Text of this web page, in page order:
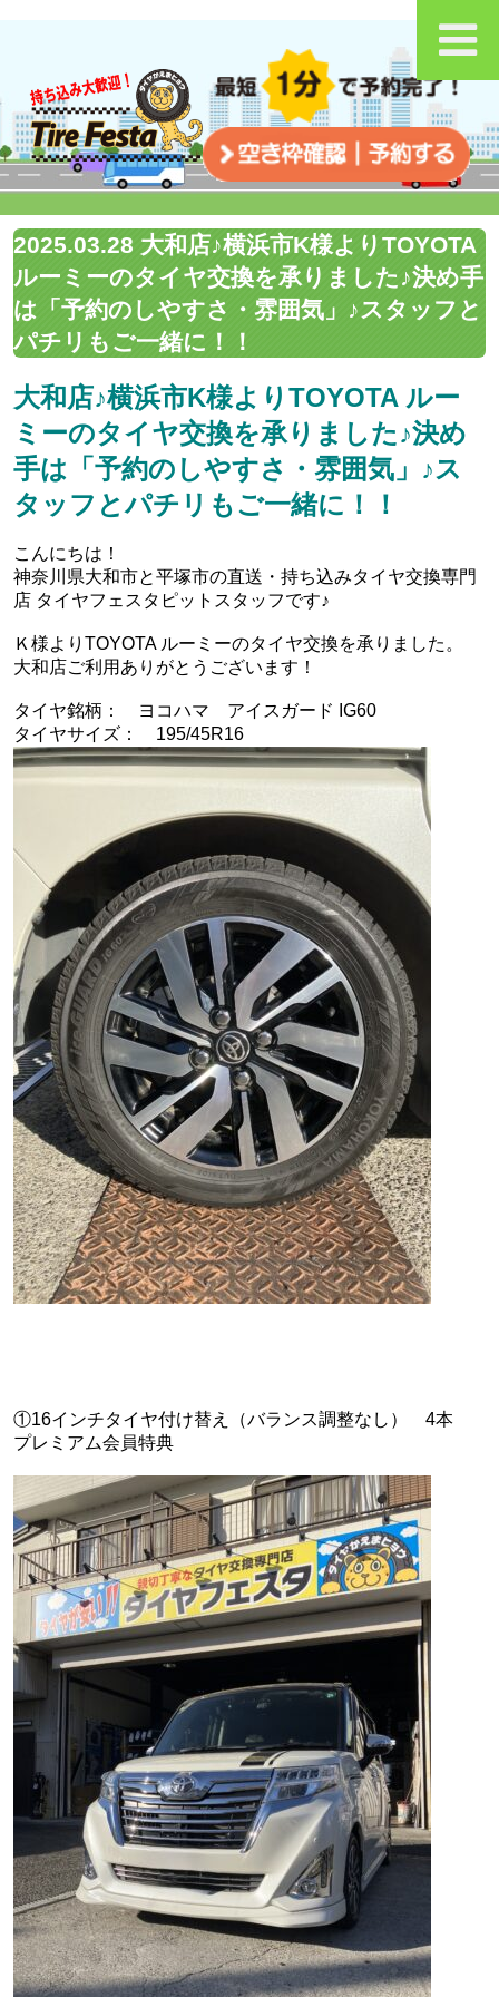
2025.03.28 大和店♪横浜市K様よりTOYOTA
ルーミーのタイヤ交換を承りました♪決め手
は「予約のしやすさ・雰囲気」♪スタッフと
パチリもご一緒に！！
大和店♪横浜市K様よりTOYOTA ルー
ミーのタイヤ交換を承りました♪決め
手は「予約のしやすさ・雰囲気」♪ス
タッフとパチリもご一緒に！！
こんにちは！
神奈川県大和市と平塚市の直送・‪‎持ち込みタイヤ交換専門
店‬ タイヤフェスタピットスタッフです♪
Ｋ様よりTOYOTA ルーミーのタイヤ交換を承りました。
大和店ご利用ありがとうございます！
タイヤ銘柄： ヨコハマ アイスガード IG60
タイヤサイズ： 195/45R16
①16インチタイヤ付け替え（バランス調整なし） 4本
プレミアム会員特典